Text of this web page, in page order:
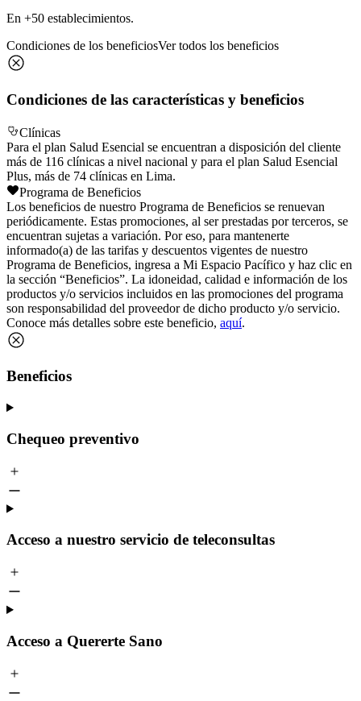
En +50 establecimientos.
Condiciones de los beneficiosVer todos los beneficios
Condiciones de las características y beneficios
Clínicas
Para el plan Salud Esencial se encuentran a disposición del cliente
más de 116 clínicas a nivel nacional y para el plan Salud Esencial
Plus, más de 74 clínicas en Lima.
Programa de Beneficios
Los beneficios de nuestro Programa de Beneficios se renuevan
periódicamente. Estas promociones, al ser prestadas por terceros, se
encuentran sujetas a variación. Por eso, para mantenerte
informado(a) de las tarifas y descuentos vigentes de nuestro
Programa de Beneficios, ingresa a Mi Espacio Pacífico y haz clic en
la sección “Beneficios”. La idoneidad, calidad e información de los
productos y/o servicios incluidos en las promociones del programa
son responsabilidad del proveedor de dicho producto y/o servicio.
Conoce más detalles sobre este beneficio, aquí.
Beneficios
Chequeo preventivo
Acceso a nuestro servicio de teleconsultas
Acceso a Quererte Sano